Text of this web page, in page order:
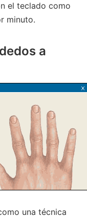
el teclado como
minuto.
a
una técnica